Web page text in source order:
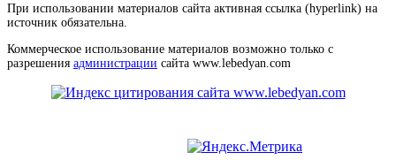
При использовании материалов сайта активная ссылка (hyperlink) на
источник обязательна.
Коммерческое использование материалов возможно только с
разрешения администрации сайта www.lebedyan.com